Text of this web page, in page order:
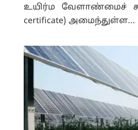
உயிர்ம வேளாண்மைச்
certificate) அமைந்துள்ள...